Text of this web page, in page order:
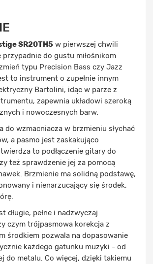
SR20TH5 w pierwszej chwili
przypadnie do gustu miłośnikom
typu Precision Bass czy Jazz
to instrument o zupełnie innym
Bartolini, idąc w parze z
zapewnia układowi szeroką
i nowoczesnych barw.
do wzmacniacza w brzmieniu słychać
a pasmo jest zaskakująco
to podłączenie gitary do
też sprawdzenie jej za pomocą
Brzmienie ma solidną podstawę,
i nienarzucający się środek,
długie, pełne i nadzwyczaj
czym trójpasmowa korekcja z
środkiem pozwala na dopasowanie
każdego gatunku muzyki - od
do metalu. Co więcej, dzięki takiemu